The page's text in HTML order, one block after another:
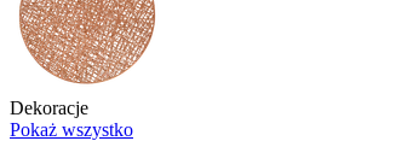
Dekoracje
Pokaż wszystko